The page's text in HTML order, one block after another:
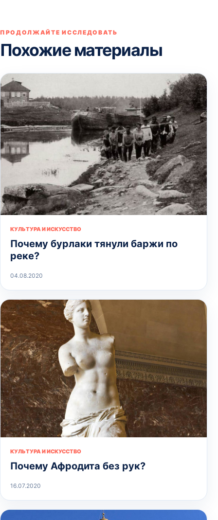
ПРОДОЛЖАЙТЕ ИССЛЕДОВАТЬ
Похожие материалы
КУЛЬТУРА И ИСКУССТВО
Почему бурлаки тянули баржи по
реке?
04.08.2020
КУЛЬТУРА И ИСКУССТВО
Почему Афродита без рук?
16.07.2020